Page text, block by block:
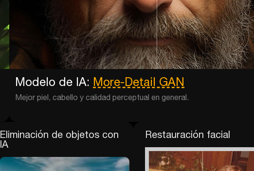
Eliminación de objetos con
IA
Modelo de IA: More-Detail GAN
Mejor piel, cabello y calidad perceptual en general.
Restauración facial